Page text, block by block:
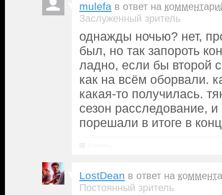
mulefa в ответ на
Заслуженный зритель
однажды ночью? нет,
был, но так запороть
ладно, если бы второй
как на всём оборвали.
какая-то получилась.
сезон расследование,
порешали в итоге в
LostDean в ответ на
Постоянный зритель